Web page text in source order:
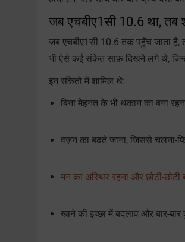
जब एचबीए1सी 10.6 था, तब
जब एचबीए1सी 10.6 तक पहुँच जाता है,
भी ऐसे कई संकेत साफ़ दिखने लगे थे,
इन संकेतों में शामिल थे:
बिना मेहनत के भी थकान का बना
वज़न का बढ़ते जाना, जिससे चलना-
मन का अस्थिर रहना और छोटी-छोटी
खाने की इच्छा में बदलाव और बार-